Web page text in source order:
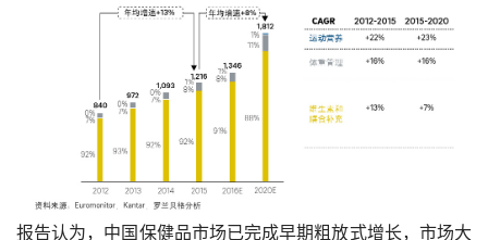
报告认为，中国保健品市场已完成早期粗放式增长，市场大